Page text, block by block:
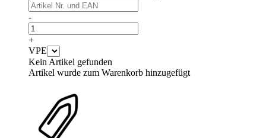
-
+
VPE
Kein Artikel gefunden
Artikel wurde zum Warenkorb hinzugefügt